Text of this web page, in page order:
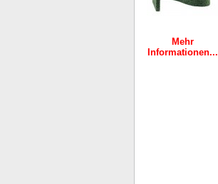
Mehr
Informationen...